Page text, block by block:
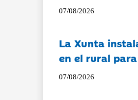
07/08/2026
La Xunta
en el rural
07/08/2026